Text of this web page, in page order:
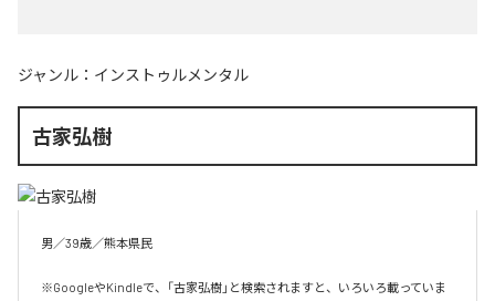
ジャンル： インストゥルメンタル
古家弘樹
男／39歳／熊本県民
※GoogleやKindleで、「古家弘樹」と検索されますと、いろいろ載っていま